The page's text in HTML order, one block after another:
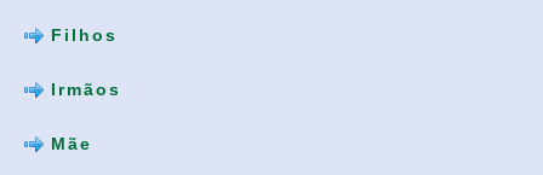
Filhos
Irmãos
Mãe